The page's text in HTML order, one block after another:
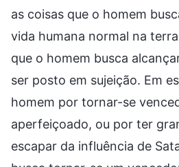
as coisas que o homem
vida humana normal na
que o homem busca
ser posto em sujeição. Em
homem por tornar-se
aperfeiçoado, ou por ter
escapar da influência de